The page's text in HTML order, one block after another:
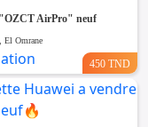
AirPro" neuf
El Omrane
450 TND